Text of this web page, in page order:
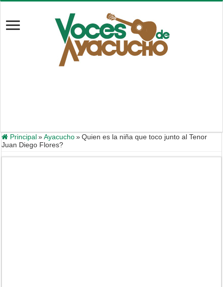
Principal » Ayacucho » Quien es la niña que toco junto al Tenor
Juan Diego Flores?